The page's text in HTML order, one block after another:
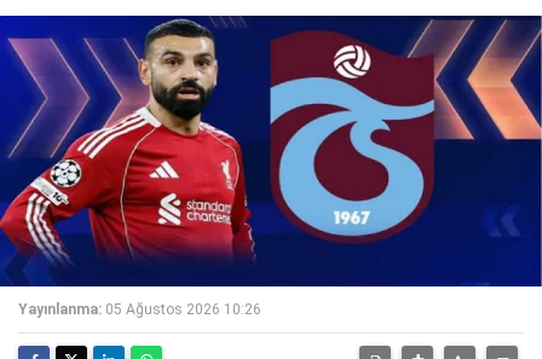
Yayınlanma: 05 Ağustos 2026 10:26